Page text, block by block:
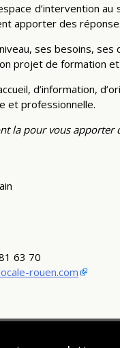
d’intervention
apporter des
ses besoins,
projet de formation et
d’information,
et professionnelle.
la pour vous apporter
63 70
rouen.com